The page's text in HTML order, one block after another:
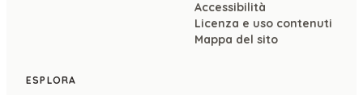
Accessibilità
Licenza e uso contenuti
Mappa del sito
ESPLORA